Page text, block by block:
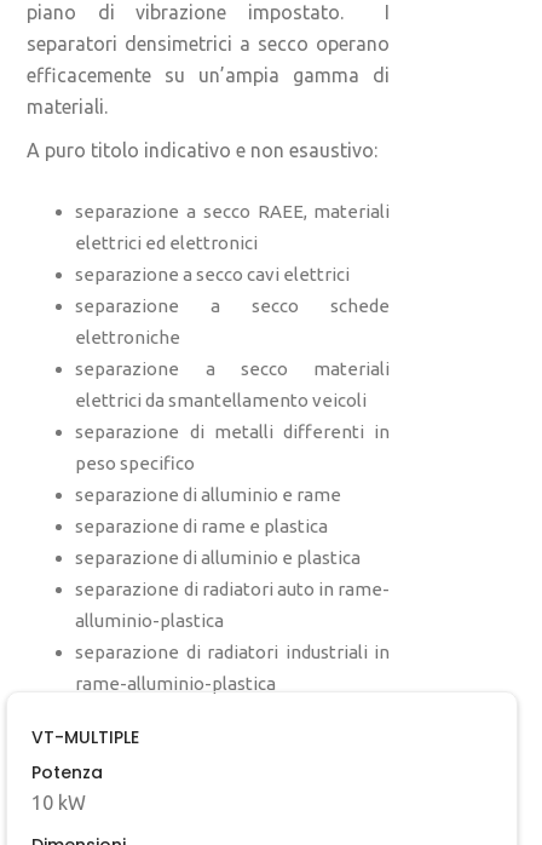
piano di vibrazione impostato. I
separatori densimetrici a secco operano
efficacemente su un’ampia gamma di
materiali.
A puro titolo indicativo e non esaustivo:
separazione a secco RAEE, materiali
elettrici ed elettronici
separazione a secco cavi elettrici
separazione a secco schede
elettroniche
separazione a secco materiali
elettrici da smantellamento veicoli
separazione di metalli differenti in
peso specifico
separazione di alluminio e rame
separazione di rame e plastica
separazione di alluminio e plastica
separazione di radiatori auto in rame-
alluminio-plastica
separazione di radiatori industriali in
rame-alluminio-plastica
VT-MULTIPLE
Potenza
10 kW